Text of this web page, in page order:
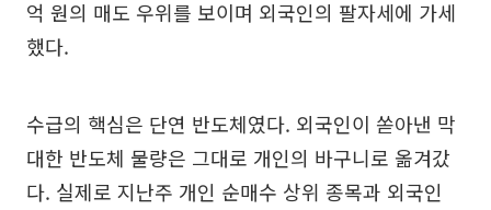
억 원의 매도 우위를 보이며 외국인의 팔자세에 가세
했다.
수급의 핵심은 단연 반도체였다. 외국인이 쏟아낸 막
대한 반도체 물량은 그대로 개인의 바구니로 옮겨갔
다. 실제로 지난주 개인 순매수 상위 종목과 외국인